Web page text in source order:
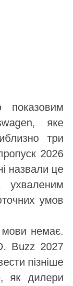
яке
три
2026
назвали це
ухваленим
умов
мови немає.
Buzz 2027
пізніше
як дилери